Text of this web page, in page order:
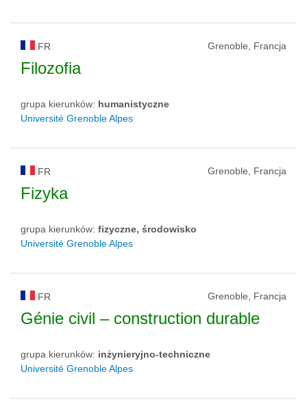
FR Grenoble, Francja
Filozofia
grupa kierunków: humanistyczne
Université Grenoble Alpes
FR Grenoble, Francja
Fizyka
grupa kierunków: fizyczne, środowisko
Université Grenoble Alpes
FR Grenoble, Francja
Génie civil – construction durable
grupa kierunków: inżynieryjno-techniczne
Université Grenoble Alpes